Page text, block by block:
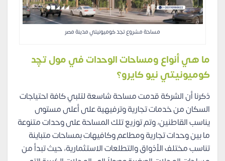
مساحة مشروع تجد كوميونيتي مدينة مصر
ما هي أنواع ومساحات الوحدات في مول تچِد
كوميونيتي نيو كايرو؟
ذكرنا أن الشركة قدمت مساحة شاسعة لتلبي كافة احتياجات
السكان من خدمات تجارية وترفيهية على أعلى مستوى
يناسب القاطنين، وتم توزيع تلك المساحة على وحدات متنوعة
ما بين وحدات تجارية ومطاعم وكافيهات بمساحات متباينة
تناسب مختلف الأذواق والتطلعات الاستثمارية، حيث تبدأ من